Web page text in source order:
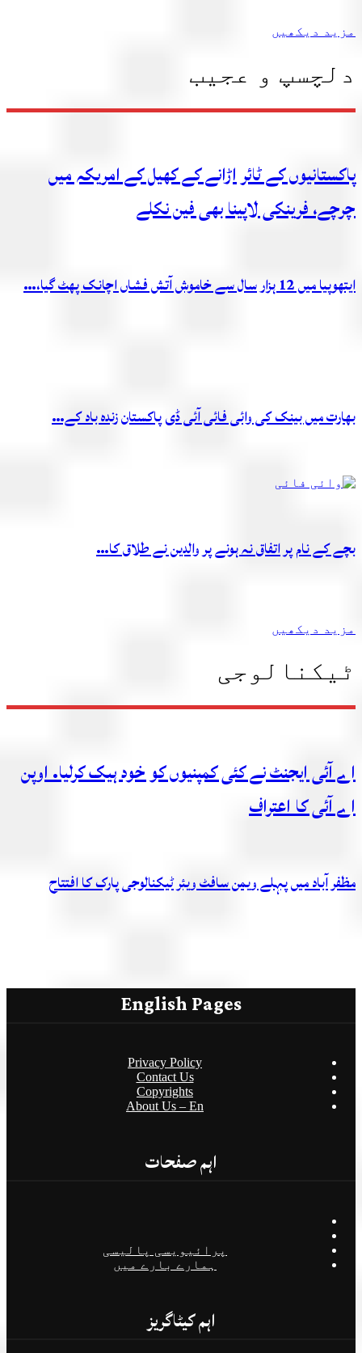
مزید دیکھیں
دلچسپ و عجیب
پاکستانیوں کے ٹائر اڑانے کے کھیل کے امریکہ میں
چرچے، فرینکی لاپینا بھی فین نکلے
ایتھوپیا میں 12 ہزار سال سے خاموش آتش فشاں اچانک پھٹ گیا،…
بھارت میں بینک کی وائی فائی آئی ڈی پاکستان زندہ باد کے…
بچے کے نام پر اتفاق نہ ہونے پر والدین نے طلاق کا…
مزید دیکھیں
ٹیکنالوجی
اے آئی ایجنٹ نے کئی کمپنیوں کو خود ہیک کرلیا. اوپن
اے آئی کا اعتراف
مظفر آباد میں پہلے ویمن سافٹ ویئر ٹیکنالوجی پارک کا افتتاح
English Pages
Privacy Policy
Contact Us
Copyrights
About Us – En
اہم صفحات
پرائیویسی پالیسی
ہمارے بارے میں
اہم کیٹاگریز